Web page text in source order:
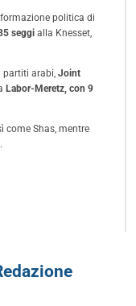
politica di
seggi alla Knesset,
partiti arabi, Joint
Labor-Meretz, con 9
come Shas, mentre
.